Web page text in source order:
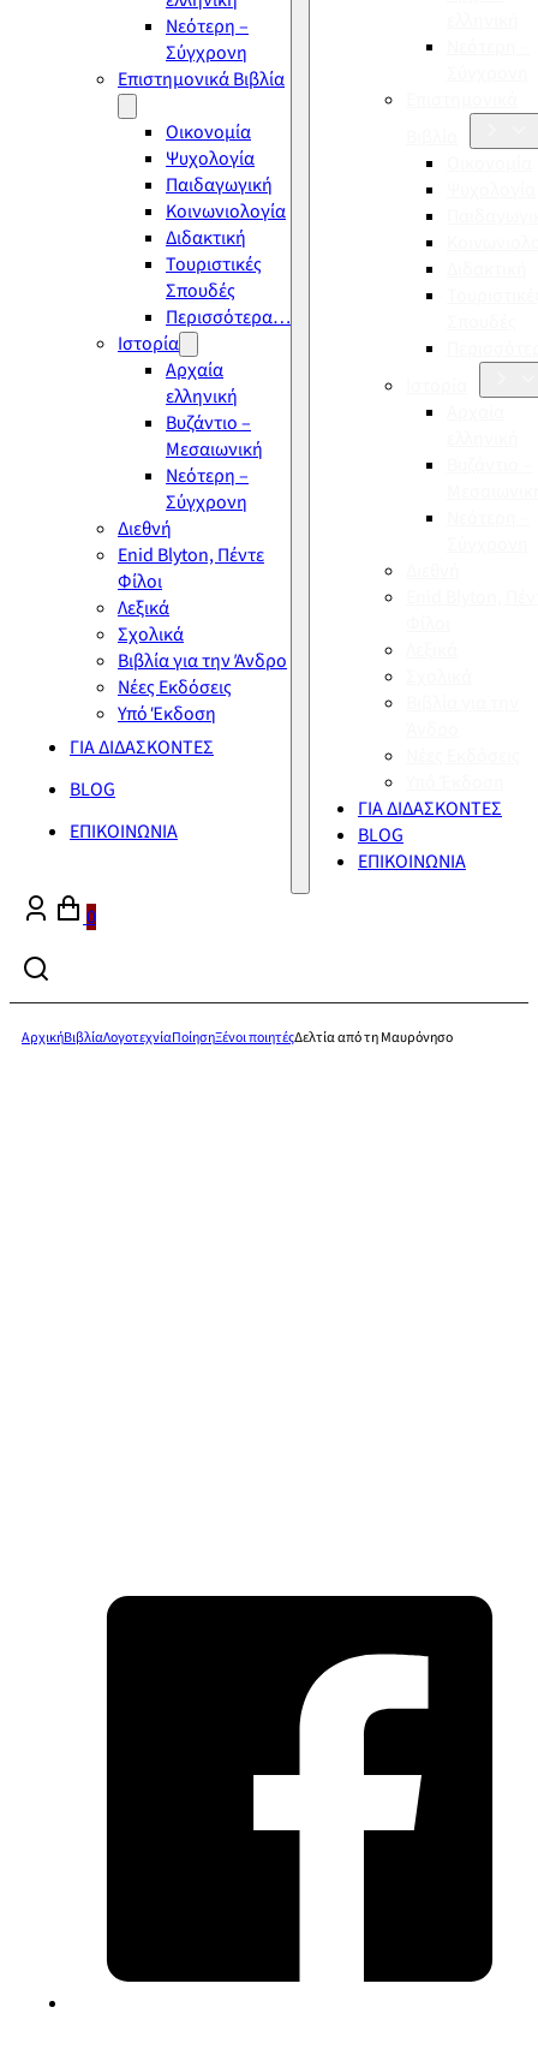
Νεότερη –
Σύγχρονη
Επιστημονικά Βιβλία
Οικονομία
Ψυχολογία
Παιδαγωγική
Κοινωνιολογία
Διδακτική
Τουριστικές
Σπουδές
Περισσότερα…
Ιστορία
Αρχαία
ελληνική
Βυζάντιο –
Μεσαιωνική
Νεότερη –
Σύγχρονη
Διεθνή
Enid Blyton, Πέντε
Φίλοι
Λεξικά
Σχολικά
Βιβλία για την Άνδρο
Νέες Εκδόσεις
Υπό Έκδοση
ΓΙΑ ΔΙΔΑΣΚΟΝΤΕΣ
BLOG
ΕΠΙΚΟΙΝΩΝΙΑ
ΓΙΑ ΔΙΔΑΣΚΟΝΤΕΣ
BLOG
ΕΠΙΚΟΙΝΩΝΙΑ
0
ΑρχικήΒιβλίαΛογοτεχνίαΠοίησηΞένοι ποιητέςΔελτία από τη Μαυρόνησο